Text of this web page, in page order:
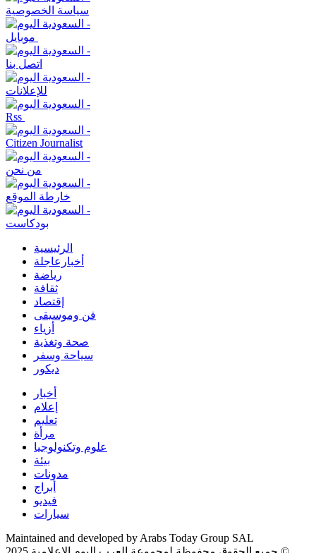
سياسة الخصوصية
اتصل بنا
للإعلانات
Rss
Citizen Journalist
من نحن
خارطة الموقع
بودكاست
الرئيسية
أخبارعاجلة
رياضة
ثقافة
إقتصاد
فن وموسيقى
أزياء
صحة وتغذية
سياحة وسفر
ديكور
أخبار
إعلام
تعليم
مرأة
علوم وتكنولوجيا
بيئة
مدونات
أبراج
فيديو
سيارات
Maintained and developed by Arabs Today Group SAL